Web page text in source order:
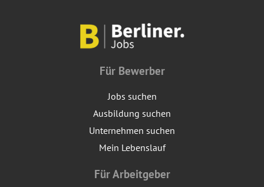
Für Bewerber
Jobs suchen
Ausbildung suchen
Unternehmen suchen
Mein Lebenslauf
Für Arbeitgeber